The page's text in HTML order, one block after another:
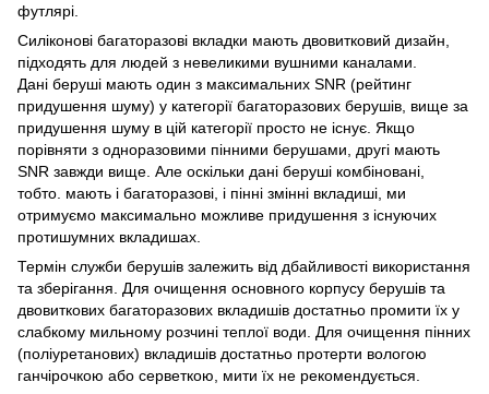
футлярі.
Силіконові багаторазові вкладки мають двовитковий дизайн,
підходять для людей з невеликими вушними каналами.
Дані беруші мають один з максимальних SNR (рейтинг
придушення шуму) у категорії багаторазових берушів, вище за
придушення шуму в цій категорії просто не існує. Якщо
порівняти з одноразовими пінними берушами, другі мають
SNR завжди вище. Але оскільки дані беруші комбіновані,
тобто. мають і багаторазові, і пінні змінні вкладиші, ми
отримуємо максимально можливе придушення з існуючих
протишумних вкладишах.
Термін служби берушів залежить від дбайливості використання
та зберігання. Для очищення основного корпусу берушів та
двовиткових багаторазових вкладишів достатньо промити їх у
слабкому мильному розчині теплої води. Для очищення пінних
(поліуретанових) вкладишів достатньо протерти вологою
ганчірочкою або серветкою, мити їх не рекомендується.